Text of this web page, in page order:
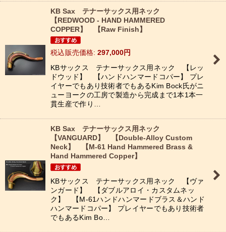
KB Sax テナーサックス用ネック
【REDWOOD - HAND HAMMERED
COPPER】 【Raw Finish】
税込 : 297,000円
KBサックス テナーサックス用ネック 【レッ
ドウッド】 【ハンドハンマードコパー】 プレ
イヤーでもあり技術者でもあるKim Bock氏がニ
ューヨークの工房で製造から完成まで1本1本一
貫生産で作り…
KB Sax テナーサックス用ネック
【VANGUARD】 【Double-Alloy Custom
Neck】 【M-61 Hand Hammered Brass &
Hand Hammered Copper】
KBサックス テナーサックス用ネック 【ヴァ
ンガード】 【ダブルアロイ・カスタムネッ
ク】 【M-61ハンドハンマードブラス＆ハンド
ハンマードコパー】 プレイヤーでもあり技術者
でもあるKim Bo…